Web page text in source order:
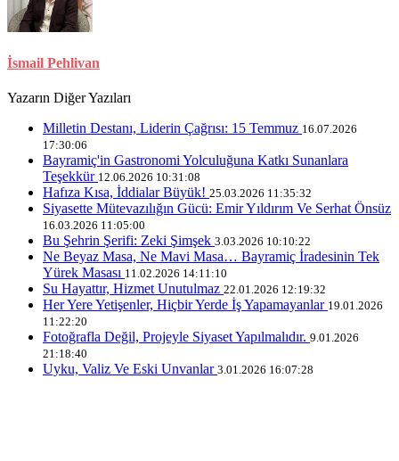
İsmail Pehlivan
Yazarın Diğer Yazıları
Milletin Destanı, Liderin Çağrısı: 15 Temmuz 16.07.2026
17:30:06
Bayramiç'in Gastronomi Yolculuğuna Katkı Sunanlara
Teşekkür 12.06.2026 10:31:08
Hafıza Kısa, İddialar Büyük! 25.03.2026 11:35:32
Siyasette Mütevazılığın Gücü: Emir Yıldırım Ve Serhat Önsüz
16.03.2026 11:05:00
Bu Şehrin Şerifi: Zeki Şimşek 3.03.2026 10:10:22
Ne Beyaz Masa, Ne Mavi Masa… Bayramiç İradesinin Tek
Yürek Masası 11.02.2026 14:11:10
Su Hayattır, Hizmet Unutulmaz 22.01.2026 12:19:32
Her Yere Yetişenler, Hiçbir Yerde İş Yapamayanlar 19.01.2026
11:22:20
Fotoğrafla Değil, Projeyle Siyaset Yapılmalıdır. 9.01.2026
21:18:40
Uyku, Valiz Ve Eski Unvanlar 3.01.2026 16:07:28